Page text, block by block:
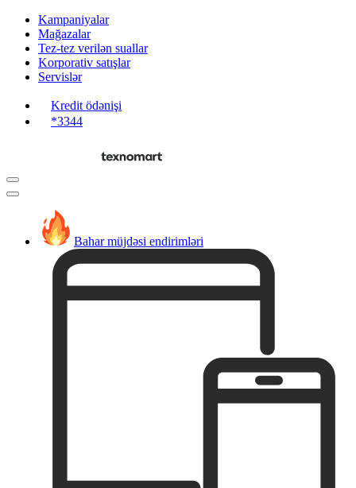
Kampaniyalar
Mağazalar
Tez-tez verilən suallar
Korporativ satışlar
Servislər
Kredit ödənişi
*3344
Bahar müjdəsi endirimləri